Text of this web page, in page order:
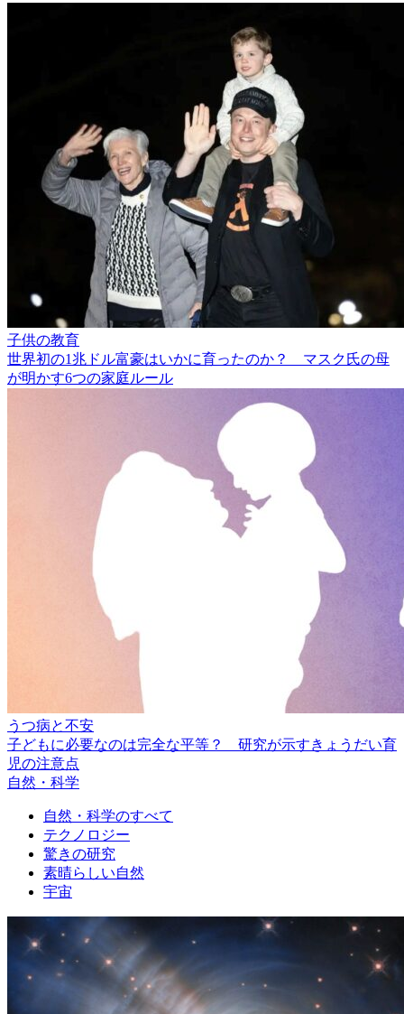
子供の教育
世界初の1兆ドル富豪はいかに育ったのか？ マスク氏の母
が明かす6つの家庭ルール
うつ病と不安
子どもに必要なのは完全な平等？ 研究が示すきょうだい育
児の注意点
自然・科学
自然・科学のすべて
テクノロジー
驚きの研究
素晴らしい自然
宇宙